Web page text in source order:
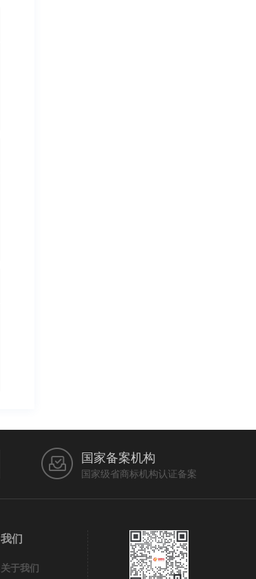
国家备案机构
国家级省商标机构认证备案
我们
关于我们